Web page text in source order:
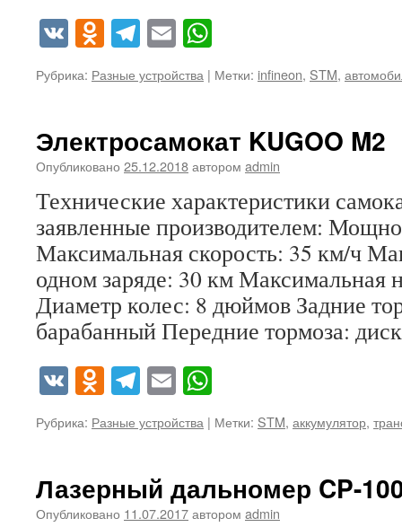
VKOdnoklassniki
Telegram
Email
Рубрика: Разные устройства | Метки: infineon, STM,
Электросамокат KUGOO M2
Опубликовано 25.12.2018автором admin
Технические характеристики
заявленные производителем:
Максимальная скорость: 35 км/ч
одном заряде: 30 км Максимальная
Диаметр колес: 8 дюймов Задние
барабанный Передние тормоза:
VKOdnoklassniki
Telegram
Email
Рубрика: Разные устройства | Метки: STM, аккумулятор,
Лазерный дальномер CP-
Опубликовано 11.07.2017автором admin